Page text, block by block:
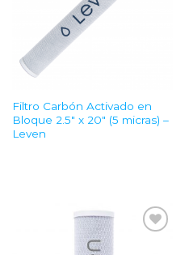
Filtro Carbón Activado en
Bloque 2.5″ x 20″ (5 micras) –
Leven